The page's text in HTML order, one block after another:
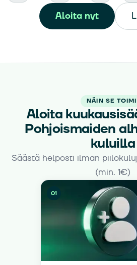
Aloita nyt
NÄIN SE
Aloita
Pohjoismaiden
kuluilla
Säästä helposti ilman
(min. 1€)
01